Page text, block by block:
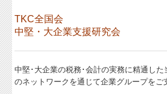
TKC全国会
中堅・大企業支援研究会
中堅･大企業の税務･会計の実務に精通し
のネットワークを通じて企業グループをご